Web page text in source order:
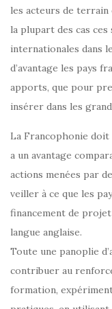
les acteurs de terrain
la plupart des cas
internationales dans
d’avantage les pays
apports, que pour
insérer dans les
La Francophonie doit
a un avantage
actions menées par
veiller à ce que les
financement de
langue anglaise.
Toute une panoplie
contribuer au
formation,